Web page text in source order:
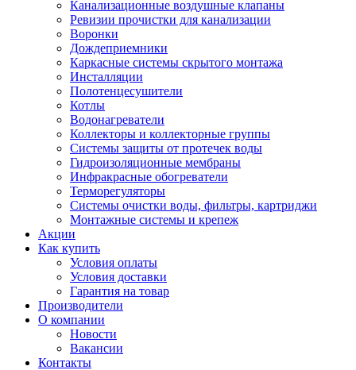
Канализационные воздушные клапаны
Ревизии прочистки для канализации
Воронки
Дождеприемники
Каркасные системы скрытого монтажа
Инсталляции
Полотенцесушители
Котлы
Водонагреватели
Коллекторы и коллекторные группы
Системы защиты от протечек воды
Гидроизоляционные мембраны
Инфракрасные обогреватели
Терморегуляторы
Системы очистки воды, фильтры, картриджи
Монтажные системы и крепеж
Акции
Как купить
Условия оплаты
Условия доставки
Гарантия на товар
Производители
О компании
Новости
Вакансии
Контакты